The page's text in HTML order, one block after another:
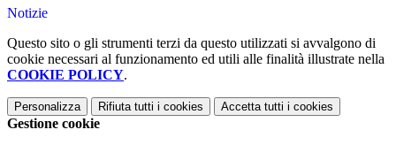
Notizie
Questo sito o gli strumenti terzi da questo utilizzati si avvalgono di
cookie necessari al funzionamento ed utili alle finalità illustrate nella
COOKIE POLICY.
Personalizza Rifiuta tutti i cookies Accetta tutti i cookies
Gestione cookie